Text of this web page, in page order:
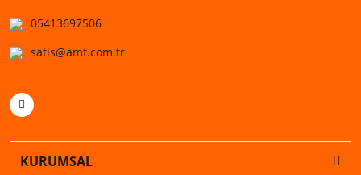
05413697506
satis@amf.com.tr
KURUMSAL